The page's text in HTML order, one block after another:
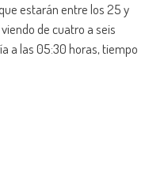
estarán entre los 25 y
de cuatro a seis
a las 05:30 horas, tiempo